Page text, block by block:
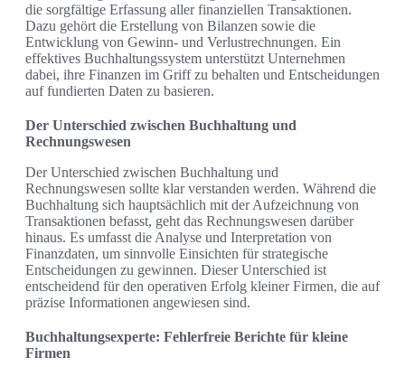
die sorgfältige Erfassung aller finanziellen Transaktionen.
Dazu gehört die Erstellung von Bilanzen sowie die
Entwicklung von Gewinn- und Verlustrechnungen. Ein
effektives Buchhaltungssystem unterstützt Unternehmen
dabei, ihre Finanzen im Griff zu behalten und Entscheidungen
auf fundierten Daten zu basieren.
Der Unterschied zwischen Buchhaltung und
Rechnungswesen
Der Unterschied zwischen Buchhaltung und
Rechnungswesen sollte klar verstanden werden. Während die
Buchhaltung sich hauptsächlich mit der Aufzeichnung von
Transaktionen befasst, geht das Rechnungswesen darüber
hinaus. Es umfasst die Analyse und Interpretation von
Finanzdaten, um sinnvolle Einsichten für strategische
Entscheidungen zu gewinnen. Dieser Unterschied ist
entscheidend für den operativen Erfolg kleiner Firmen, die auf
präzise Informationen angewiesen sind.
Buchhaltungsexperte: Fehlerfreie Berichte für kleine
Firmen